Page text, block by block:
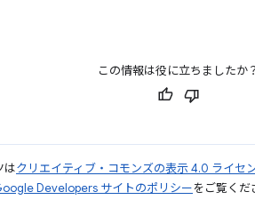
この情報は役に立ちましたか
はクリエイティブ・コモンズの表示 4.0 ライセ
Developers サイトのポリシーをご覧くだ